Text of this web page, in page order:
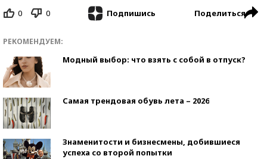
0 0 Подпишись Поделиться
РЕКОМЕНДУЕМ:
Модный выбор: что взять с собой в отпуск?
Самая трендовая обувь лета – 2026
Знаменитости и бизнесмены, добившиеся
успеха со второй попытки